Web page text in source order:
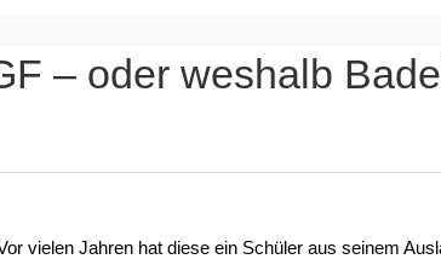
– oder weshalb
vielen Jahren hat diese ein Schüler aus seinem